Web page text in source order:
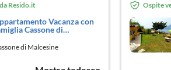
Resido.it
Vacanza con
Cassone di
di Malcesine
Ospite